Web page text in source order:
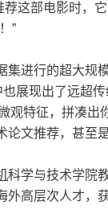
这部电影时，
”
集进行的超大规
也展现出了远超
观特征，拼凑
论文推荐，甚至
科学与技术学院
外高层次人才，